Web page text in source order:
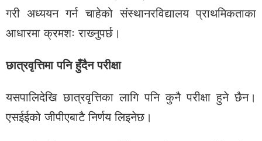
गरी अध्ययन गर्न चाहेको संस्थानरविद्यालय प्राथमिकताका
आधारमा क्रमशः राख्‍नुपर्छ।
छात्रवृत्तिमा पनि हुँदैन परीक्षा
यसपालिदेखि छात्रवृत्तिका लागि पनि कुनै परीक्षा हुने छैन।
एसईईको जीपीएबाटै निर्णय लिइनेछ।